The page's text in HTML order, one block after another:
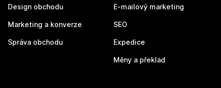
Design obchodu
Marketing a konverze
Správa obchodu
E-mailový marketing
SEO
Expedice
Měny a překlad